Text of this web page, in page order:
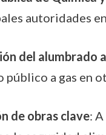
autoridades
del alumbrado
público a gas en
de obras clave: